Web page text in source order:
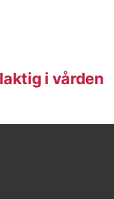
i vården